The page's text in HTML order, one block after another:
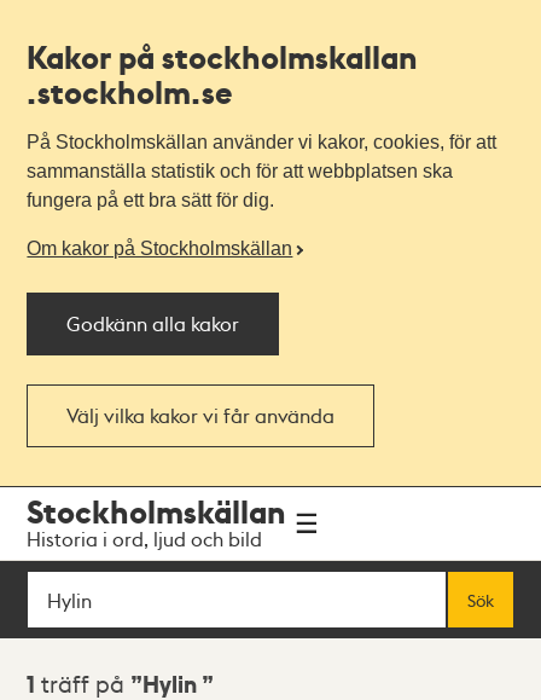
Kakor på stockholmskallan
.stockholm.se
På Stockholmskällan använder vi kakor, cookies, för att
sammanställa statistik och för att webbplatsen ska
fungera på ett bra sätt för dig.
Om kakor på Stockholmskällan
Godkänn alla kakor
Välj vilka kakor vi får använda
navigationen
huvudinnehållet
Stockholmskällan
Historia i ord, ljud och bild
Sök
Sök
Sökresultat
1 träff på Hylin